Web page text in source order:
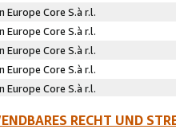
Europe Core S.à r.l.
Europe Core S.à r.l.
Europe Core S.à r.l.
Europe Core S.à r.l.
Europe Core S.à r.l.
RECHT UND